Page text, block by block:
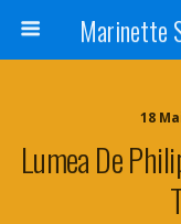
18
Lumea De